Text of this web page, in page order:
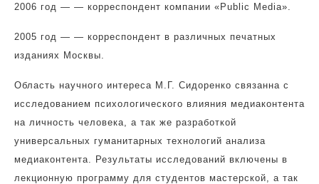
2006 год — — корреспондент компании «Public Media».
2005 год — — корреспондент в различных печатных
изданиях Москвы.
Область научного интереса М.Г. Сидоренко связанна с
исследованием психологического влияния медиаконтента
на личность человека, а так же разработкой
универсальных гуманитарных технологий анализа
медиаконтента. Результаты исследований включены в
лекционную программу для студентов мастерской, а так